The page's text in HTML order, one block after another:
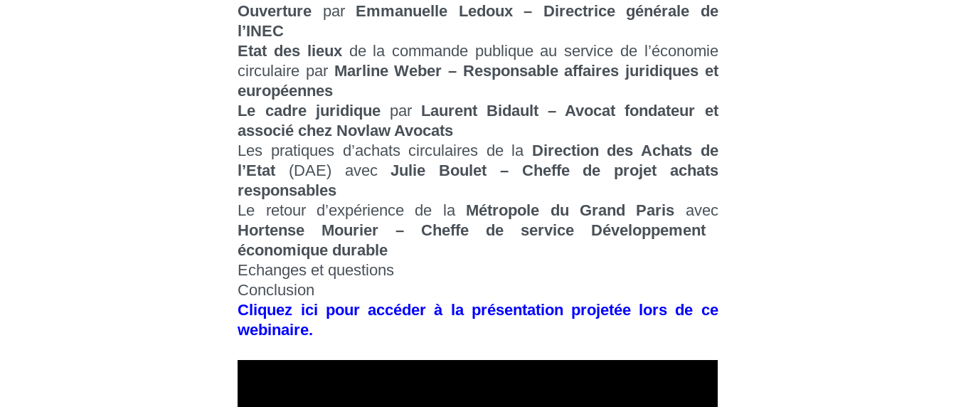
Ouverture parEmmanuelle Ledoux – Directrice générale de
l’INEC
Etat des lieuxde la commande publique au service de l’économie
circulaire par Marline Weber – Responsable affaires juridiques et
européennes
Le cadre juridiquepar Laurent Bidault – Avocat fondateur et
associé chez Novlaw Avocats
Les pratiques d’achats circulaires de la Direction des Achats de
l’Etat (DAE) avecJulie Boulet – Cheffe de projet achats
responsables
Le retour d’expérience de la Métropole du Grand Paris avec
Hortense Mourier – Cheffe de service Développement
économique durable
Echanges et questions
Conclusion
Cliquez ici pour accéder à la présentation projetée lors de ce
webinaire.